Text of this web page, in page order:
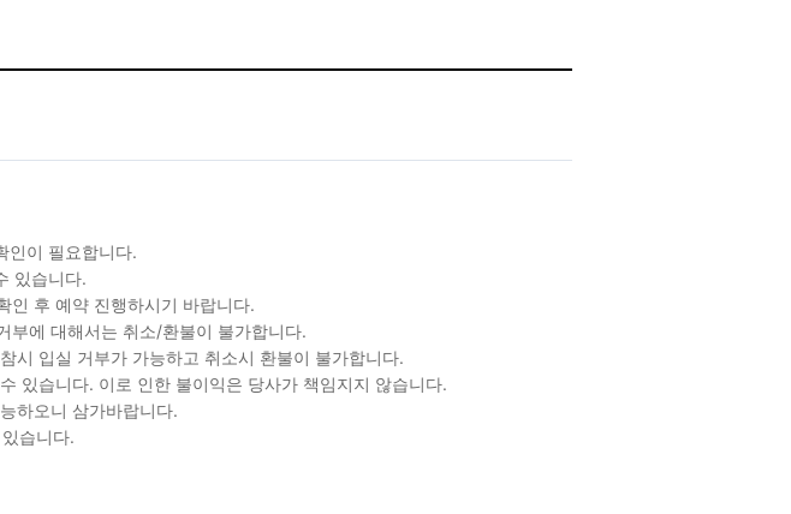
인이 필요합니다.
있습니다.
인 후 예약 진행하시기 바랍니다.
부에 대해서는 취소/환불이 불가합니다.
시 입실 거부가 가능하고 취소시 환불이 불가합니다.
있습니다. 이로 인한 불이익은 당사가 책임지지 않습니다.
하오니 삼가바랍니다.
습니다.